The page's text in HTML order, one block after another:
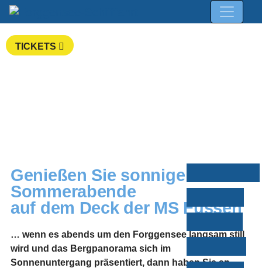
TICKETS
Genießen Sie sonnige
Sommerabende
auf dem Deck der MS Füssen
… wenn es abends um den Forggensee langsam still
wird und das Bergpanorama sich im
Sonnenuntergang präsentiert, dann haben Sie an